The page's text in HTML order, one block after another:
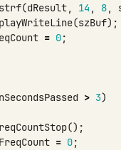
(dResult, 14 , 8,
(szBuf);
= 0;
nSecondsPassed > 3)
();
= 0;